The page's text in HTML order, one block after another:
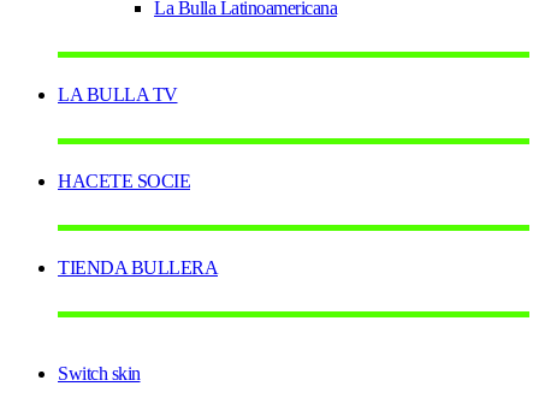
La Bulla Latinoamericana
LA BULLA TV
HACETE SOCIE
TIENDA BULLERA
Switch skin